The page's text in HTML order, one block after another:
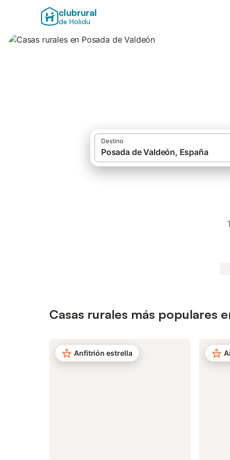
clubrural
de Holidu
Destino
Casas rurales más populares
Anfitrión estrella